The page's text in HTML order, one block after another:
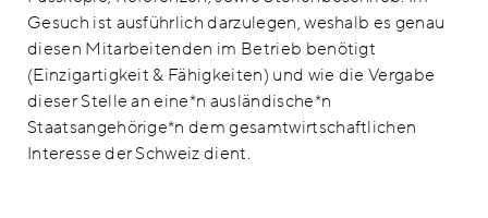
Gesuch ist ausführlich darzulegen, weshalb es genau
diesen Mitarbeitenden im Betrieb benötigt
(Einzigartigkeit & Fähigkeiten) und wie die Vergabe
dieser Stelle an eine*n ausländische*n
Staatsangehörige*n dem gesamtwirtschaftlichen
Interesse der Schweiz dient.